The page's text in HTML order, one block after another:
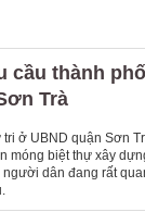
cầu thành
Trà
ở UBND quận Sơn
móng biệt thự xây
dân đang rất